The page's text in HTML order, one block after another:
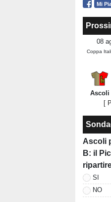
Mi
08
Coppa
Ascoli
[
Ascoli
B: il
SI
NO